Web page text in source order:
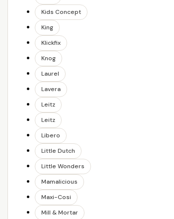
Kids Concept
King
Klickfix
Knog
Laurel
Lavera
Leitz
Leitz
Libero
Little Dutch
Little Wonders
Mamalicious
Maxi-Cosi
Mill & Mortar